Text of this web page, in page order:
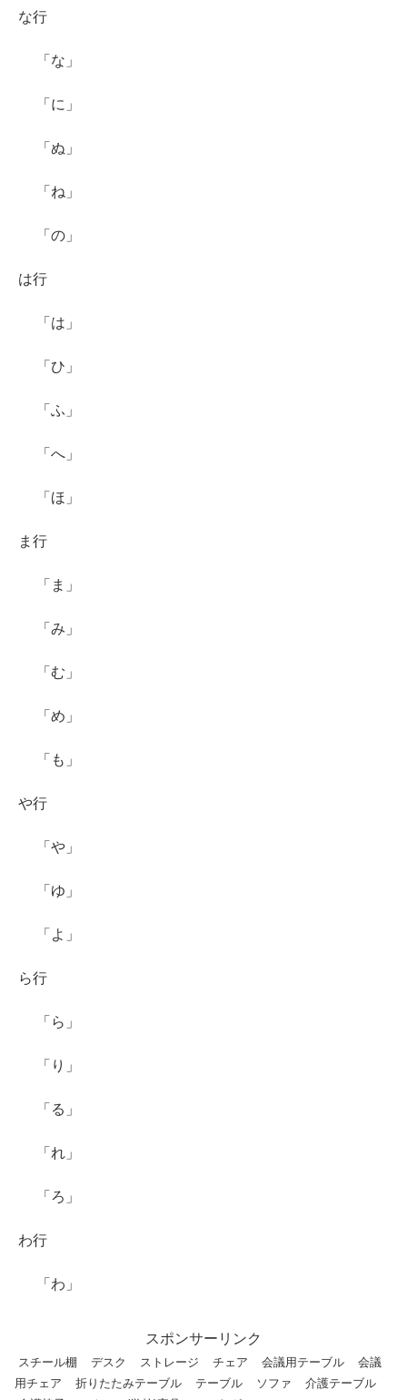
な行
「な」
「に」
「ぬ」
「ね」
「の」
は行
「は」
「ひ」
「ふ」
「へ」
「ほ」
ま行
「ま」
「み」
「む」
「め」
「も」
や行
「や」
「ゆ」
「よ」
ら行
「ら」
「り」
「る」
「れ」
「ろ」
わ行
「わ」
スポンサーリンク
スチール棚 デスク ストレージ チェア 会議用テーブル
会議
用チェア
折りたたみテーブル テーブル ソファ
介護テーブル